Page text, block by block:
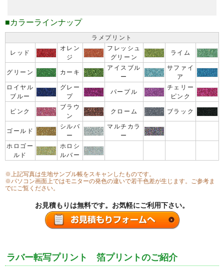
■カラーラインナップ
ラメプリント
レッド
オレン
ジ
フレッシュ
グリーン
ライム
グリーン カーキ
アイスブル
ー
サファイ
ア
ロイヤル
ブルー
グレー
プ
パープル
チェリー
ピンク
ピンク
ブラウ
ン
クローム ブラック
ゴールド
シルバ
ー
マルチカラ
ー
ホロゴー
ルド
ホロシ
ルバー
※上記写真は生地サンプル帳をスキャンしたものです。
※パソコン画面上ではモニターの発色の違いで若干色差が生じます。ご参考ま
でにご覧ください。
お見積もりは無料です。お気軽にご利用下さい。
ラバー転写プリント 箔プリントのご紹介